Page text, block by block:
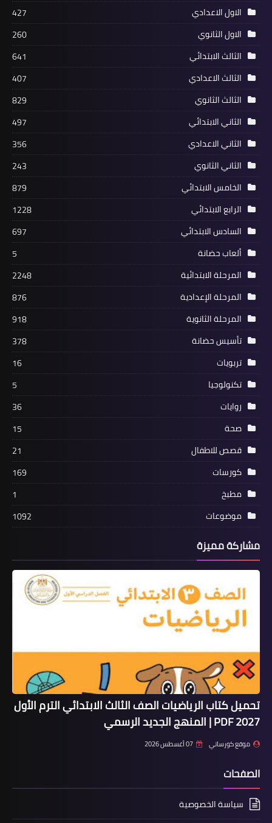
الاول الاعدادي
427
الاول الثانوي
260
الثالث الابتدائي
641
الثالث الاعدادي
407
الثالث الثانوي
829
الثاني الابتدائي
497
الثاني الاعدادي
356
الثاني الثانوي
243
الخامس الابتدائي
879
الرابع الابتدائي
1228
السادس الابتدائي
697
ألعاب حضانة
5
المرحلة الابتدائية
2248
المرحلة الإعدادية
876
المرحلة الثانوية
918
تأسيس حضانة
378
تربويات
16
تكنولوجيا
5
روايات
36
صحة
15
قصص للاطفال
21
كورسات
169
مطبخ
1
موضوعات
1092
مشاركة مميزة
تحميل كتاب الرياضيات الصف الثالث الابتدائي الترم الأول
2027 PDF | المنهج الجديد الرسمي
موقع كورساتي 07 أغسطس 2026
الصفحات
سياسة الخصوصية